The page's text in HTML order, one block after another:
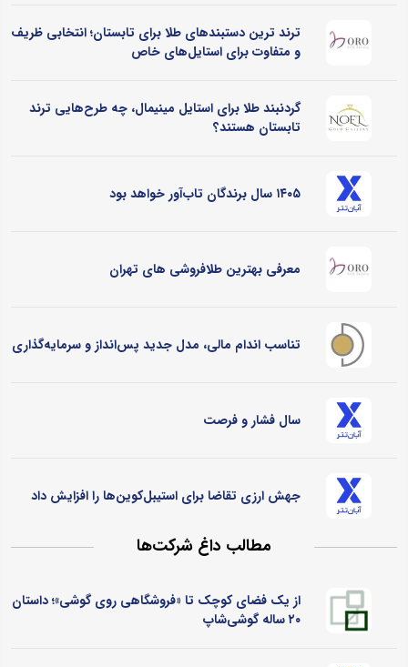
ترند ترین دستبندهای طلا برای تابستان؛ انتخابی ظریف
و متفاوت برای استایل‌های خاص
گردنبند طلا برای استایل مینیمال، چه طرح‌هایی ترند
تابستان هستند؟
۱۴۰۵ سال برندگان تاب‌آور خواهد بود
معرفی بهترین طلافروشی های تهران
تناسب اندام مالی، مدل جدید پس‌انداز و سرمایه‌گذاری
سال فشار و فرصت
جهش ارزی تقاضا برای استیبل‌کوین‌ها را افزایش داد
مطالب داغ شرکت‌ها
از یک فضای کوچک تا «فروشگاهی روی گوشی»؛ داستان
۲۰ ساله گوشی‌شاپ